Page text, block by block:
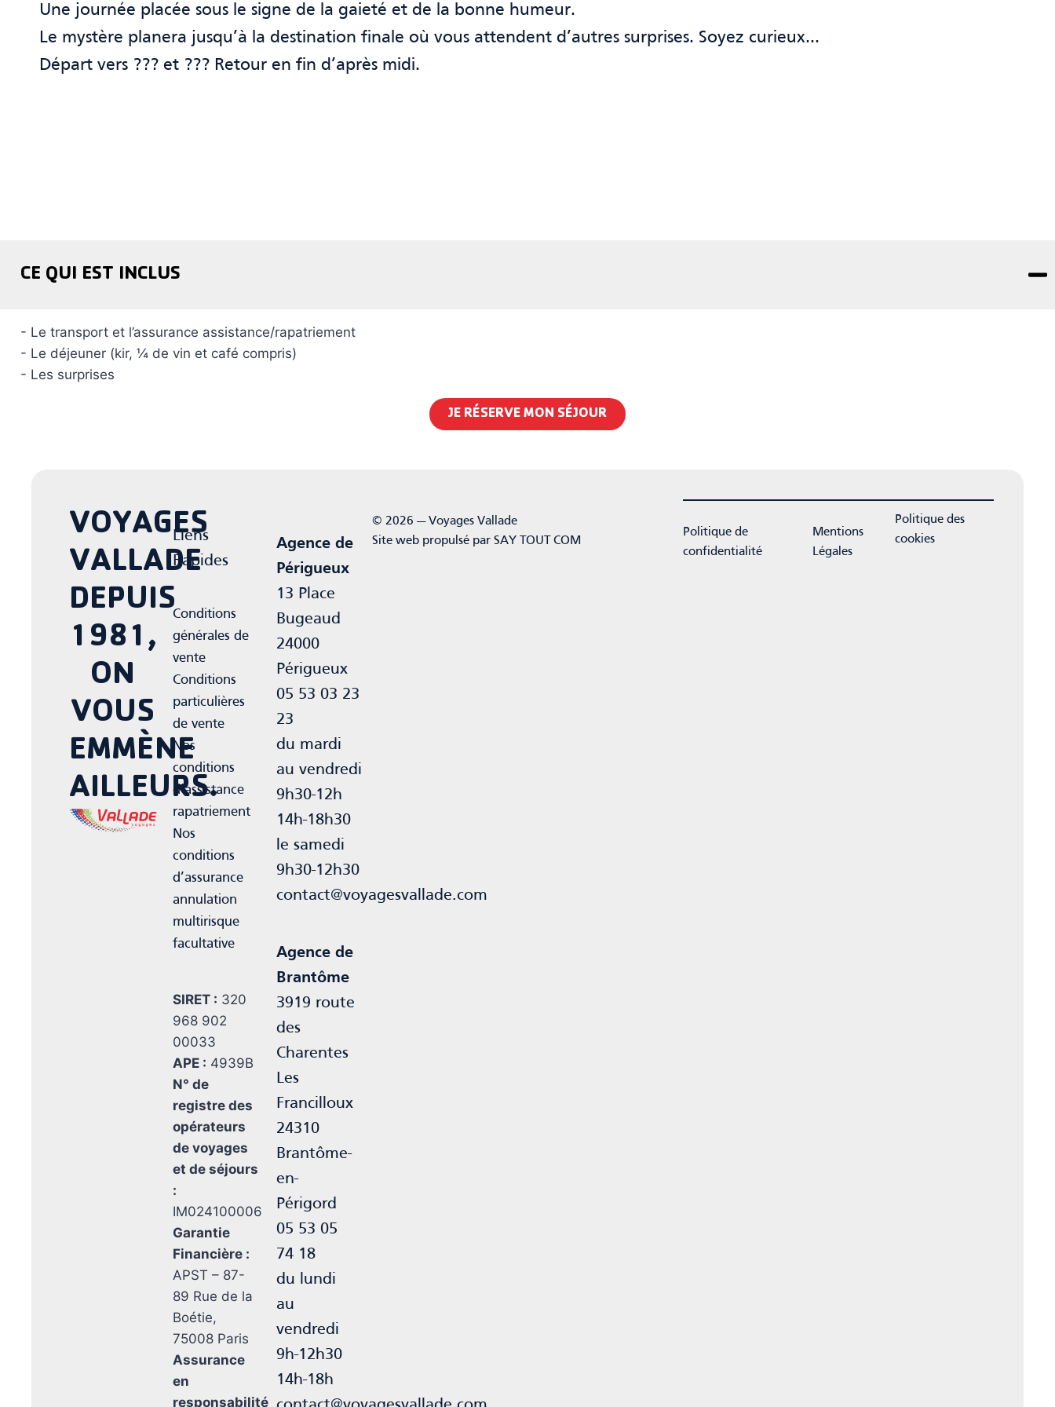
Une journée placée sous le signe de la gaieté et de la bonne humeur.
Le mystère planera jusqu’à la destination finale où vous attendent d’autres surprises. Soyez curieux…
Départ vers ??? et ??? Retour en fin d’après midi.
CE QUI EST INCLUS
- Le transport et l’assurance assistance/rapatriement
- Le déjeuner (kir, ¼ de vin et café compris)
- Les surprises
JE RÉSERVE MON SÉJOUR
VOYAGES
VALLADE
DEPUIS
1981,
ON
VOUS
EMMÈNE
AILLEURS.
Liens
Rapides
Conditions
générales de
vente
Conditions
particulières
de vente
Nos
conditions
d’assistance
rapatriement
Nos
conditions
d’assurance
annulation
multirisque
facultative
SIRET : 320
968 902
00033
APE : 4939B
N° de
registre des
opérateurs
de voyages
et de séjours
:
IM024100006
Garantie
Financière :
APST – 87-
89 Rue de la
Boétie,
75008 Paris
Assurance
en
responsabilité
Agence de
Périgueux
13 Place
Bugeaud
24000
Périgueux
05 53 03 23
23
du mardi
au vendredi
9h30-12h
14h-18h30
le samedi
9h30-12h30
contact@voyagesvallade.com
Agence de
Brantôme
3919 route
des
Charentes
Les
Francilloux
24310
Brantôme-
en-
Périgord
05 53 05
74 18
du lundi
au
vendredi
9h-12h30
14h-18h
© 2026 — Voyages Vallade
Site web propulsé parSAY TOUT COM
Politique de
confidentialité
Mentions
Légales
Politique des
cookies